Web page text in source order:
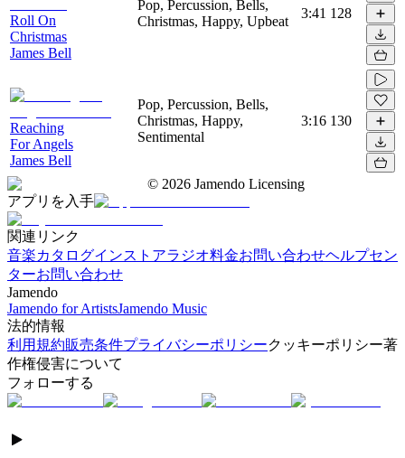
Roll On
Christmas
James Bell
Pop, Percussion, Bells,
Christmas, Happy, Upbeat
3:41 128
Reaching
For Angels
James Bell
Pop, Percussion, Bells,
Christmas, Happy,
Sentimental
3:16 130
© 2026 Jamendo Licensing
アプリを入手
関連リンク
音楽カタログインストアラジオ料金お問い合わせヘルプセン
ターお問い合わせ
Jamendo
Jamendo for ArtistsJamendo Music
法的情報
利用規約販売条件プライバシーポリシークッキーポリシー著
作権侵害について
フォローする